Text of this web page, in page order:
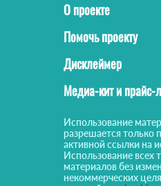
О проекте
Помочь проекту
Дисклеймер
Медиа-кит и прайс-
Использование
разрешается только
активной ссылки на
Использование всех
материалов без
некоммерческих